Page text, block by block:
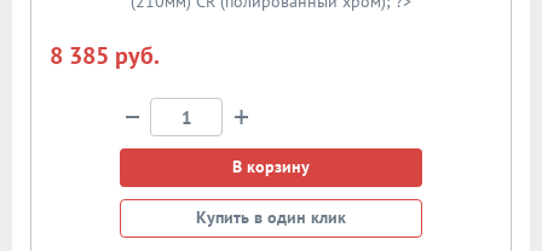
8 385 руб.
− +
В корзину
Купить в один клик